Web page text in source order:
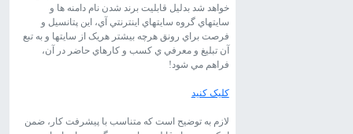
خواهد شد بدليل قابليت برند شدن نام دامنه ها و
سايتهاي گروه سايتهاي اينترنتي آي، اين پتانسيل و
فرصت براي رونق هرچه بيشتر هريک از سايتها و به تبع
آن تبليغ و معرفي ي کسب و کارهاي حاضر در آن،
فراهم مي شود!
کليک کنيد
لازم به توضيح است که متناسب با پيشرفت کار، ضمن